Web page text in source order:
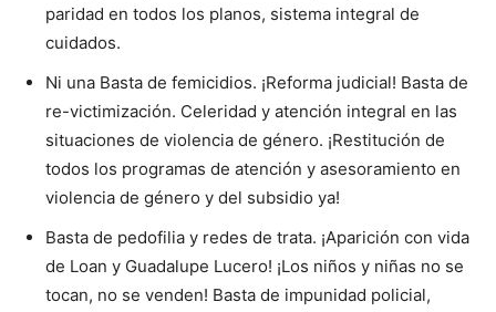
paridad en todos los planos, sistema integral de
cuidados.
Ni una Basta de femicidios. ¡Reforma judicial! Basta de
re-victimización. Celeridad y atención integral en las
situaciones de violencia de género. ¡Restitución de
todos los programas de atención y asesoramiento en
violencia de género y del subsidio ya!
Basta de pedofilia y redes de trata. ¡Aparición con vida
de Loan y Guadalupe Lucero! ¡Los niños y niñas no se
tocan, no se venden! Basta de impunidad policial,